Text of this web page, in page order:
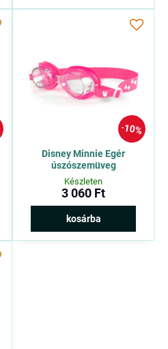
10%
Disney Minnie Egér
úszószemüveg
Készleten
3 060 Ft
kosárba